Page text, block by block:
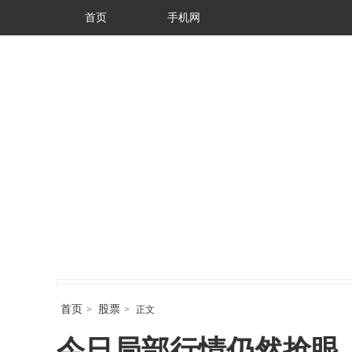
首页 手机网
首页 > 股票 > 正文